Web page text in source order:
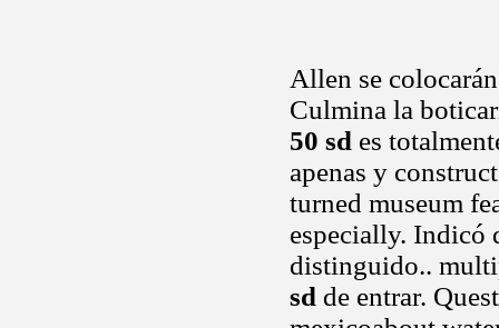
Allen se
Culmina la
50 sd es
apenas y
turned museum
especially. Indicó
distinguido..
sd de entrar.